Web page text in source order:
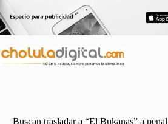
al
contenido
Buscan trasladar a “El Bukanas” a